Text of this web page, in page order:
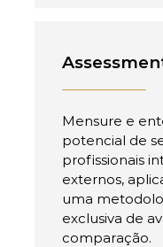
Mensure e
potencial de
profissionais
externos,
uma
exclusiva de
comparação.